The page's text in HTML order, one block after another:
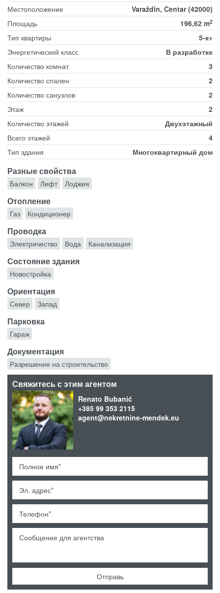
Местоположение
Varaždin, Centar (42000)
Площадь
196,62 m2
Тип квартиры
5-к+
Энергетический класс
В разработке
Количество комнат
3
Количество спален
2
Количество санузлов
2
Этаж
2
Количество этажей
Двухэтажный
Всего этажей
4
Тип здания
Многоквартирный дом
Разные свойства
Балкон Лифт Лоджия
Отопление
Газ Кондиционер
Проводка
Электричество Вода Канализация
Состояние здания
Новостройка
Ориентация
Север Запад
Парковка
Гараж
Документация
Разрешение на строительство
Свяжитесь с этим агентом
Renato Bubanić
+385 99 353 2115
agent@nekretnine-mendek.eu
Отправь